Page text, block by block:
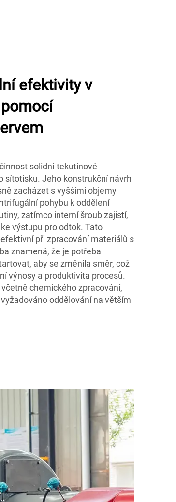
efektivity v
solidní-tekutinové
sítotisku. Jeho konstrukční návrh
zacházet s vyššími objemy
pohybu k oddělení
zatímco interní šroub zajistí,
výstupu pro odtok. Tato
při zpracování materiálů s
znamená, že je potřeba
aby se změnila směr, což
výnosy a produktivita procesů.
chemického zpracování,
oddělování na větším